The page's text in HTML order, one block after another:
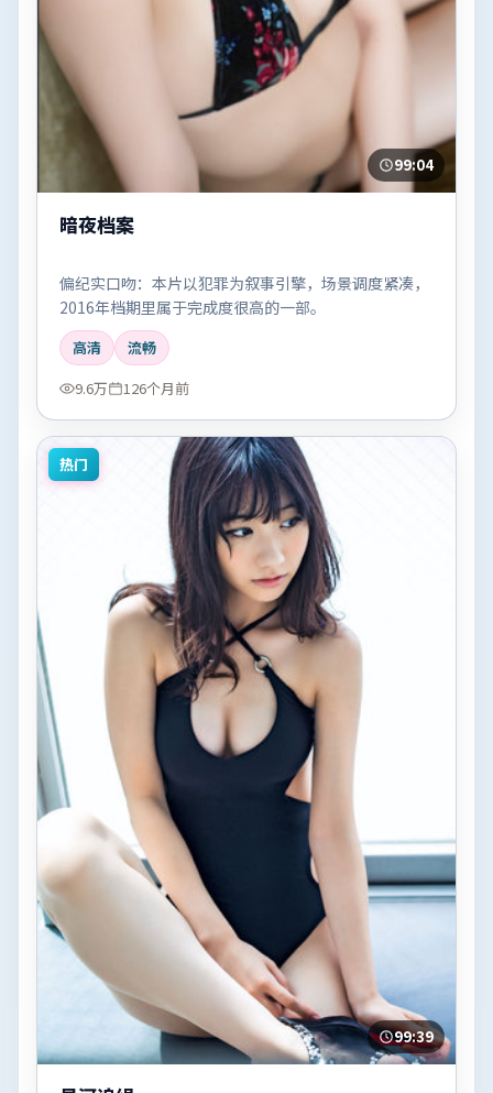
99:04
暗夜档案
偏纪实口吻：本片以犯罪为叙事引擎，场景调度紧凑，
2016年档期里属于完成度很高的一部。
高清
流畅
9.6万
126个月前
热门
99:39